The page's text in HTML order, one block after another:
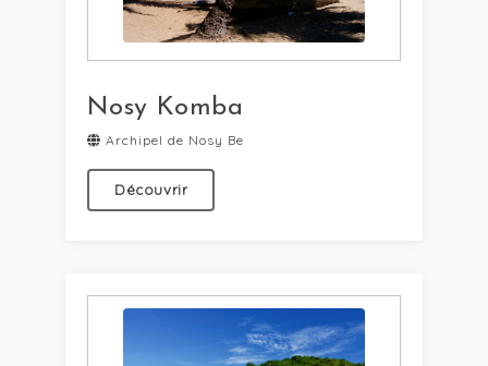
Nosy Komba
Archipel de Nosy Be
Découvrir